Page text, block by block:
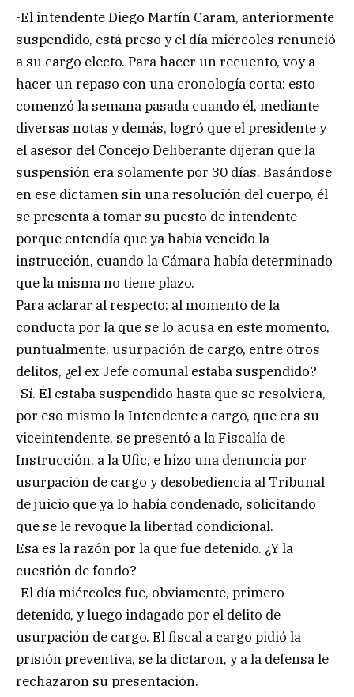
-El intendente Diego Martín Caram, anteriormente
suspendido, está preso y el día miércoles renunció
a su cargo electo. Para hacer un recuento, voy a
hacer un repaso con una cronología corta: esto
comenzó la semana pasada cuando él, mediante
diversas notas y demás, logró que el presidente y
el asesor del Concejo Deliberante dijeran que la
suspensión era solamente por 30 días. Basándose
en ese dictamen sin una resolución del cuerpo, él
se presenta a tomar su puesto de intendente
porque entendía que ya había vencido la
instrucción, cuando la Cámara había determinado
que la misma no tiene plazo.
Para aclarar al respecto: al momento de la
conducta por la que se lo acusa en este momento,
puntualmente, usurpación de cargo, entre otros
delitos, ¿el ex Jefe comunal estaba suspendido?
-Sí. Él estaba suspendido hasta que se resolviera,
por eso mismo la Intendente a cargo, que era su
viceintendente, se presentó a la Fiscalía de
Instrucción, a la Ufic, e hizo una denuncia por
usurpación de cargo y desobediencia al Tribunal
de juicio que ya lo había condenado, solicitando
que se le revoque la libertad condicional.
Esa es la razón por la que fue detenido. ¿Y la
cuestión de fondo?
-El día miércoles fue, obviamente, primero
detenido, y luego indagado por el delito de
usurpación de cargo. El fiscal a cargo pidió la
prisión preventiva, se la dictaron, y a la defensa le
rechazaron su presentación.